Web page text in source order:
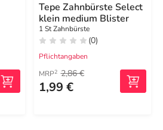
Tepe Zahnbürste Select
klein medium Blister
1 St Zahnbürste
(0)
Pflichtangaben
MRP2 2,86 €
1,99 €